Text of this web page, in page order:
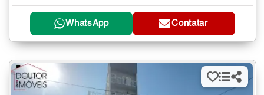
WhatsApp Contatar